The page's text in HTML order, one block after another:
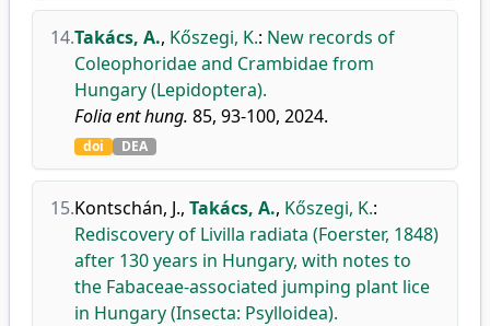
14.Takács, A., Kőszegi, K.: New records of
Coleophoridae and Crambidae from
Hungary (Lepidoptera).
Folia ent hung. 85, 93-100, 2024.
doi DEA
15.Kontschán, J., Takács, A., Kőszegi, K.:
Rediscovery of Livilla radiata (Foerster, 1848)
after 130 years in Hungary, with notes to
the Fabaceae-associated jumping plant lice
in Hungary (Insecta: Psylloidea).